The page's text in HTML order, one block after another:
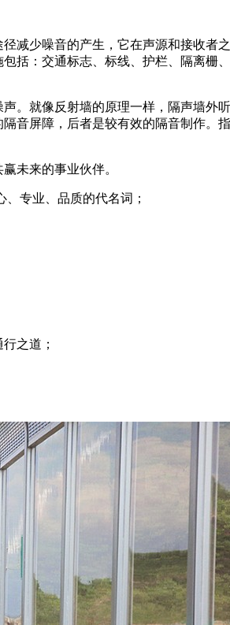
减少噪音的产生，它在声源和接收者
括：交通标志、标线、护栏、隔离栅
。就像反射墙的原理一样，隔声墙外
音屏障，后者是较有效的隔音制作。
未来的事业伙伴。
专业、品质的代名词；
之道；